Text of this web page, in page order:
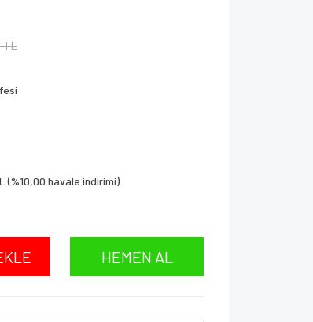
TL
(%10,00 havale indirimi)
HEMEN AL